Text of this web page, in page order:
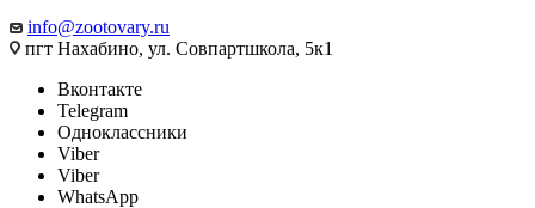
info@zootovary.ru
пгт Нахабино, ул. Совпартшкола, 5к1
Вконтакте
Telegram
Одноклассники
Viber
Viber
WhatsApp